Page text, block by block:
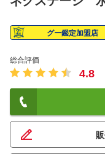
グー鑑定加盟店
総合評価
4.8